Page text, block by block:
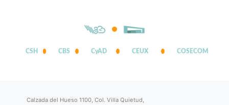
CSH CBS CyAD CEUX COSECOM
Calzada del Hueso 1100, Col. Villa Quietud,